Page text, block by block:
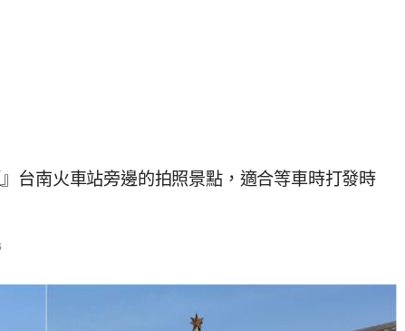
台南火車站旁邊的拍照景點，適合等車時打發時